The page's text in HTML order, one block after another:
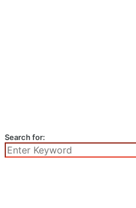
Search for: